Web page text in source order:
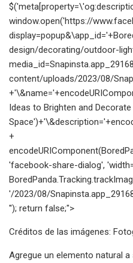
window.open('https://
design/decorating/outdoor-
content/uploads/2023/08/
Ideas to Brighten and
+
'facebook-share-dialog',
'/2023/08/
''); return false;">
Créditos de las imágenes:
Agregue un elemento natural